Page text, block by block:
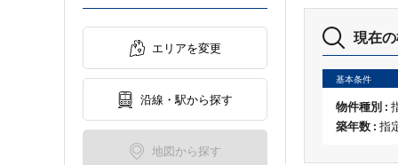
エリアを変更
沿線・駅から探す
地図から探す
現在
基本条件
物件種別 :
築年数 : 指